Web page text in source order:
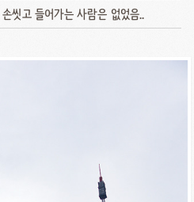
씻고 들어가는 사람은 없었음..